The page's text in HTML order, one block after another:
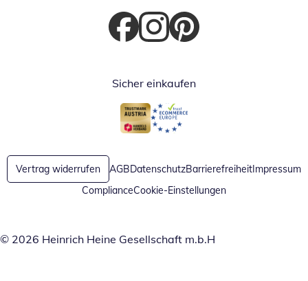
Öffnet in neuem Fenster
Öffnet in neuem Fenster
Öffnet in neuem Fenster
Sicher einkaufen
Öffnet in neuem Fenster
Öffnet in neuem Fenster
Vertrag widerrufen AGBDatenschutzBarrierefreiheitImpressum
ComplianceCookie-Einstellungen
© 2026 Heinrich Heine Gesellschaft m.b.H